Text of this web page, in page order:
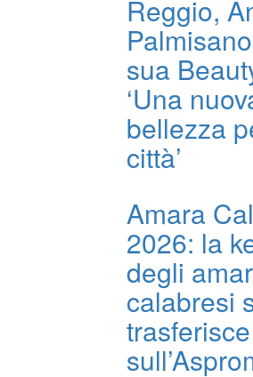
Reggio,
sua
‘Una
bellezza
città’
Amara
2026: la
degli
calabresi
trasferisce